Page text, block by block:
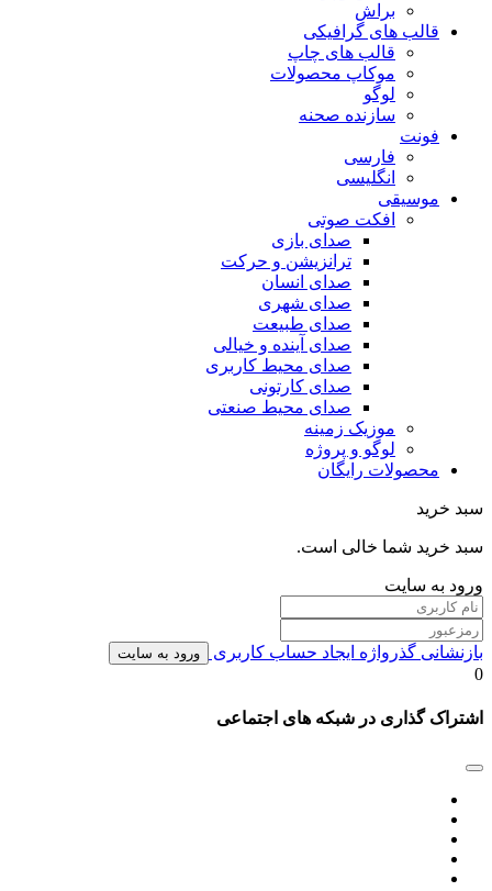
براش
قالب های گرافیکی
قالب های چاپ
موکاپ محصولات
لوگو
سازنده صحنه
فونت
فارسی
انگلیسی
موسیقی
افکت صوتی
صدای بازی
ترانزیشن و حرکت
صدای انسان
صدای شهری
صدای طبیعت
صدای آینده و خیالی
صدای محیط کاربری
صدای کارتونی
صدای محیط صنعتی
موزیک زمینه
لوگو و پروژه
محصولات رایگان
سبد خرید
سبد خرید شما خالی است.
ورود به سایت
بازنشانی گذرواژه ایجاد حساب کاربری ورود به سایت
0
اشتراک گذاری در شبکه های اجتماعی